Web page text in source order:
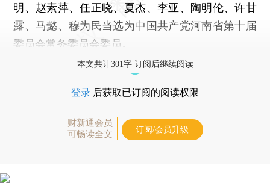
明、赵素萍、任正晓、夏杰、李亚、陶明伦、许甘
露、马懿、穆为民当选为中国共产党河南省第十届
委员会常务委员会委员。
本文共计301字 订阅后继续阅读
登录 后获取已订阅的阅读权限
财新通会员
可畅读全文
订阅/会员升级